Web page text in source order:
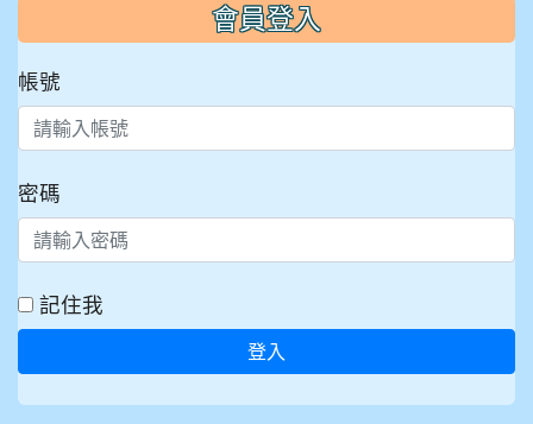
會員登入
帳號
密碼
記住我
登入